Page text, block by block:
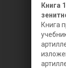
Книга
Книга